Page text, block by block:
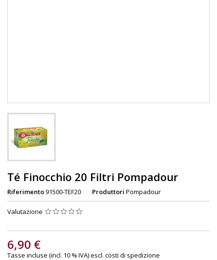
Té Finocchio 20 Filtri Pompadour
Riferimento91500-TEF20 Produttori Pompadour
Valutazione
6,90 €
Tasse incluse (incl. 10 % IVA)escl. costi di spedizione